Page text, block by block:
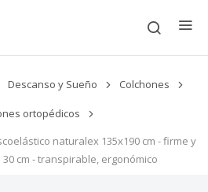
Descanso y Sueño Colchones
ortopédicos
naturalex 135x190 cm - firme y
cm - transpirable, ergonómico